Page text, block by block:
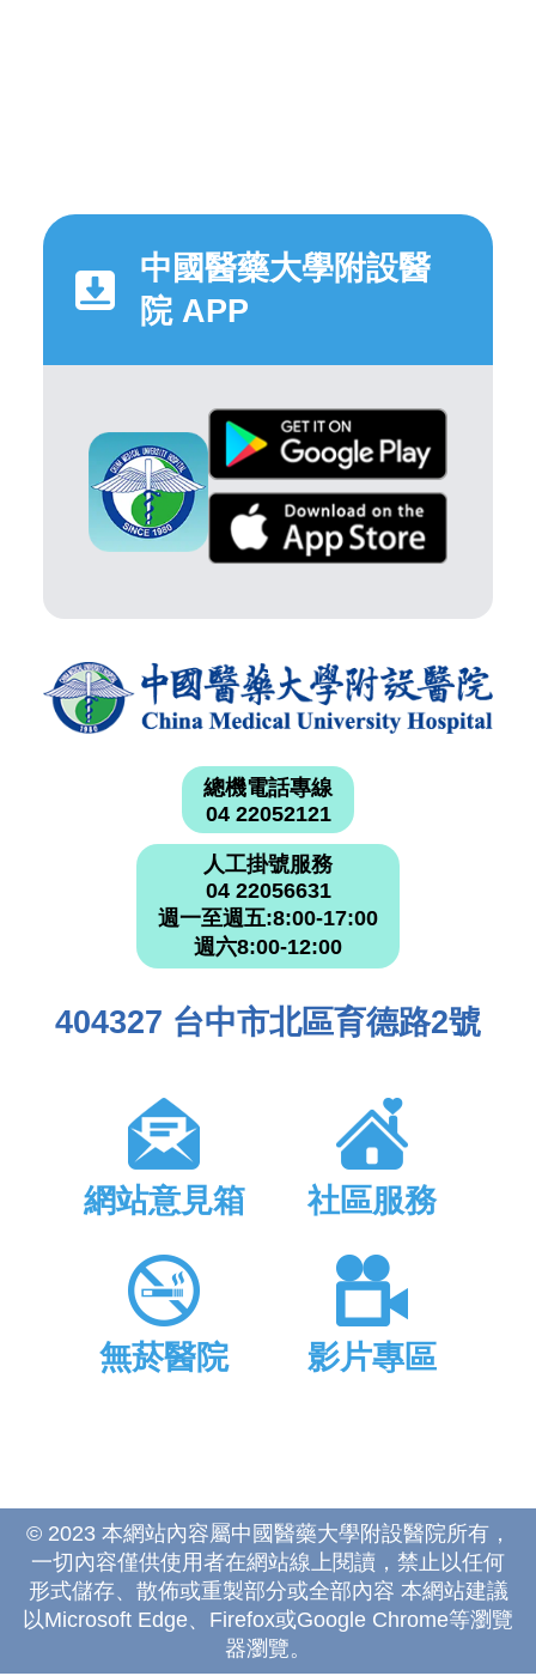
中國醫藥大學附設醫
院 APP
總機電話專線
04 22052121
人工掛號服務
04 22056631
週一至週五:8:00-17:00
週六8:00-12:00
404327 台中市北區育德路2號
網站意見箱 社區服務
無菸醫院 影片專區
© 2023 本網站內容屬中國醫藥大學附設醫院所有，
一切內容僅供使用者在網站線上閱讀，禁止以任何
形式儲存、散佈或重製部分或全部內容 本網站建議
以Microsoft Edge、Firefox或Google Chrome等瀏覽
器瀏覽。